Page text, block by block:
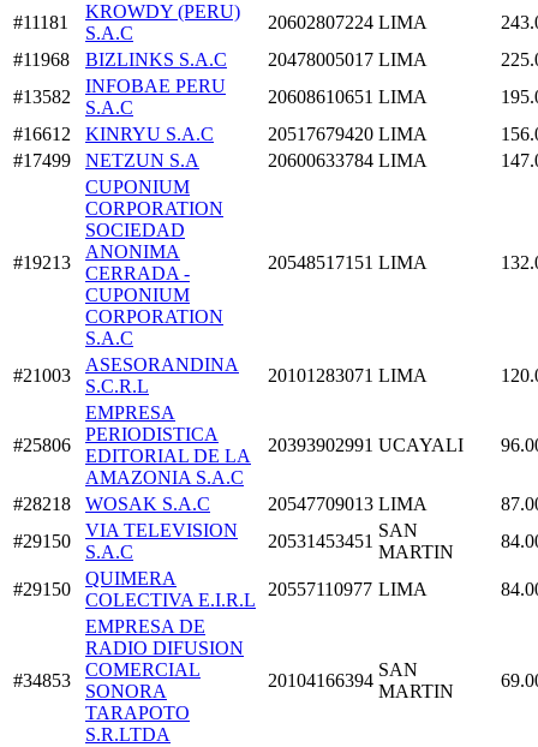
#11181
KROWDY (PERU)
S.A.C
20602807224 LIMA
#11968
BIZLINKS S.A.C 20478005017 LIMA
#13582
INFOBAE PERU
S.A.C
20608610651 LIMA
#16612
KINRYU S.A.C 20517679420 LIMA
#17499
NETZUN S.A 20600633784 LIMA
#19213
CUPONIUM
CORPORATION
SOCIEDAD
ANONIMA
CERRADA -
CUPONIUM
CORPORATION
S.A.C
20548517151 LIMA
#21003
ASESORANDINA
S.C.R.L
20101283071 LIMA
#25806
EMPRESA
PERIODISTICA
EDITORIAL DE LA
AMAZONIA S.A.C
20393902991 UCAYALI
#28218 WOSAK S.A.C 20547709013 LIMA
#29150
VIA TELEVISION
S.A.C
20531453451
SAN
MARTIN
#29150
QUIMERA
COLECTIVA E.I.R.L
20557110977 LIMA
#34853
EMPRESA DE
RADIO DIFUSION
COMERCIAL
SONORA
TARAPOTO
S.R.LTDA
20104166394
SAN
MARTIN